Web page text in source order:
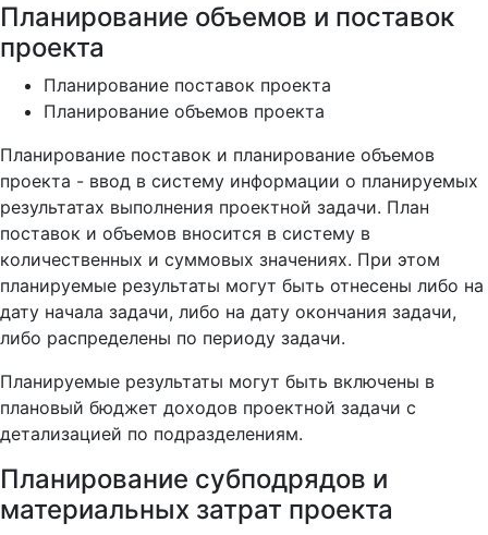
Планирование объемов и поставок
проекта
Планирование поставок проекта
Планирование объемов проекта
Планирование поставок и планирование объемов
проекта - ввод в систему информации о планируемых
результатах выполнения проектной задачи. План
поставок и объемов вносится в систему в
количественных и суммовых значениях. При этом
планируемые результаты могут быть отнесены либо на
дату начала задачи, либо на дату окончания задачи,
либо распределены по периоду задачи.
Планируемые результаты могут быть включены в
плановый бюджет доходов проектной задачи с
детализацией по подразделениям.
Планирование субподрядов и
материальных затрат проекта